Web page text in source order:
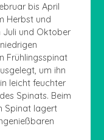
bis April
Herbst und
Juli und Oktober
Frühlingsspinat
um ihn
leicht feuchter
Spinats. Beim
Spinat lagert